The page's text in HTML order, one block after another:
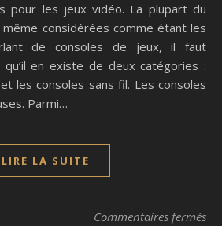
pour les jeux vidéo. La plupart du
considérées comme étant les
de consoles de jeux, il faut
en existe de deux catégories :
les consoles sans fil. Les consoles
Parmi…
LIRE LA SUITE
Commentaires fermés